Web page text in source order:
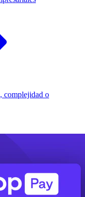
complejidad o